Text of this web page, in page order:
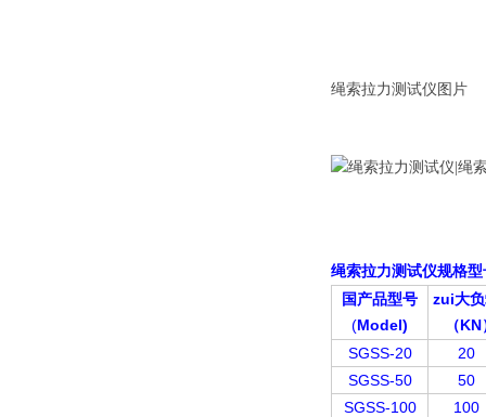
绳索拉力测试仪图片
绳索拉力测试仪规格型
国产品型号
(Model)
zui大
（KN
SGSS-20
20
SGSS-50
50
SGSS-100
100